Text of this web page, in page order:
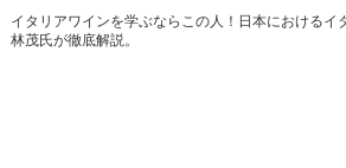
イタリアワインを学ぶならこの人！日本におけるイ
林茂氏が徹底解説。